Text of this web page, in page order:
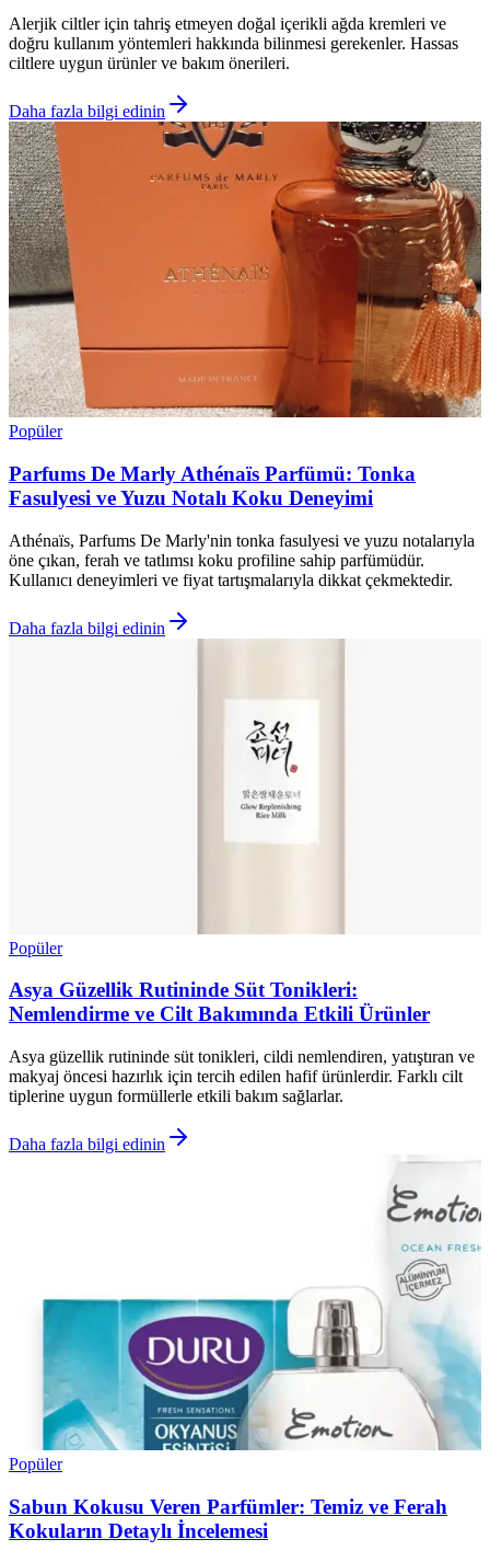
Alerjik ciltler için tahriş etmeyen doğal içerikli ağda kremleri ve
doğru kullanım yöntemleri hakkında bilinmesi gerekenler. Hassas
ciltlere uygun ürünler ve bakım önerileri.
Daha fazla bilgi edinin
Popüler
Parfums De Marly Athénaïs Parfümü: Tonka
Fasulyesi ve Yuzu Notalı Koku Deneyimi
Athénaïs, Parfums De Marly'nin tonka fasulyesi ve yuzu notalarıyla
öne çıkan, ferah ve tatlımsı koku profiline sahip parfümüdür.
Kullanıcı deneyimleri ve fiyat tartışmalarıyla dikkat çekmektedir.
Daha fazla bilgi edinin
Popüler
Asya Güzellik Rutininde Süt Tonikleri:
Nemlendirme ve Cilt Bakımında Etkili Ürünler
Asya güzellik rutininde süt tonikleri, cildi nemlendiren, yatıştıran ve
makyaj öncesi hazırlık için tercih edilen hafif ürünlerdir. Farklı cilt
tiplerine uygun formüllerle etkili bakım sağlarlar.
Daha fazla bilgi edinin
Popüler
Sabun Kokusu Veren Parfümler: Temiz ve Ferah
Kokuların Detaylı İncelemesi